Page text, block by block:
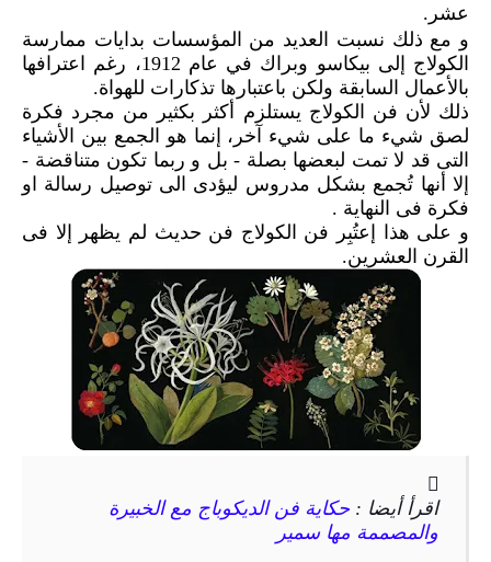
عشر.
و مع ذلك نسبت العديد من المؤسسات بدايات ممارسة
الكولاج إلى بيكاسو وبراك في عام 1912، رغم اعترافها
بالأعمال السابقة ولكن باعتبارها تذكارات للهواة.
ذلك لأن فن الكولاج يستلزم أكثر بكثير من مجرد فكرة
لصق شيء ما على شيء آخر، إنما هو الجمع بين الأشياء
التى قد لا تمت لبعضها بصلة - بل و ربما تكون متناقضة -
إلا أنها تُجمع بشكل مدروس ليؤدى الى توصيل رسالة او
فكرة فى النهاية .
و على هذا إعتُبِر فن الكولاج فن حديث لم يظهر إلا فى
القرن العشرين.
اقرأ أيضا : حكاية فن الديكوباج مع الخبيرة
والمصممة مها سمير